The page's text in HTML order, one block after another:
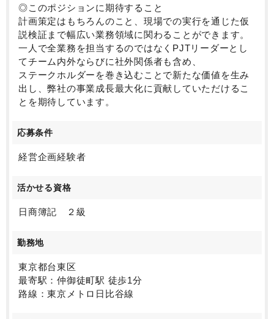
■募集背景：
上場に向けて経営企画部門の体制強化のため増員にて
募集をしております。
■就業環境：
年間休日120日、月平均残業30時間程度とワークライ
フバランスの整った環境で就業いただけます。社員参
※祝日は交代制により出社となります。公休が別途毎
月１日付与されますので、祝日出勤分は振り替えてお
休みが可能です。
■配属部署（社長室/経営企画）について
代表・辻：
34歳で当社を創業し、誰にも負けない宝石オタクだと
企画やアイデアが大好きで、既成概念を壊していくタ
の1円を大事にしています。
その他、メンバークラスとして、
財務やマーケティング等、ヒト・モノ・カネ・情報に
◎このポジションに期待すること
計画策定はもちろんのこと、現場での実行を通じた仮
説検証まで幅広い業務領域に関わることができます。
一人で全業務を担当するのではなくPJTリーダーとし
てチーム内外ならびに社外関係者も含め、
ステークホルダーを巻き込むことで新たな価値を生み
出し、弊社の事業成長最大化に貢献していただけるこ
とを期待しています。
応募条件
経営企画経験者
活かせる資格
日商簿記 ２級
勤務地
東京都台東区
最寄駅：仲御徒町駅 徒歩1分
路線：東京メトロ日比谷線